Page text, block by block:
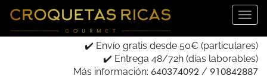
✔️ Envío gratis desde 50€ (particulares)
✔️ Entrega 48/72h (días laborables)
Más información: 640374092 / 910842887